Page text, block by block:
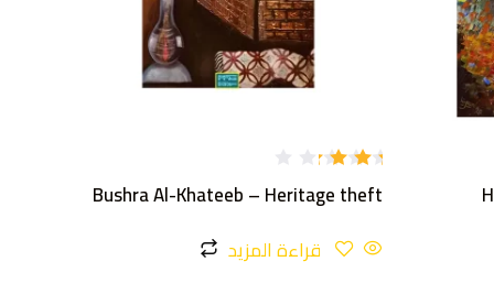
التقي
يم
من 5
Bushra Al-Khateeb – Heritage theft
قراءة المزيد